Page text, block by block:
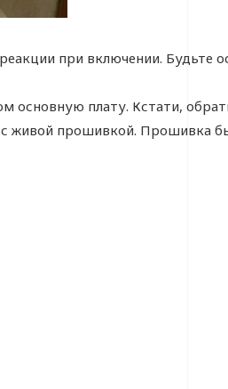
при включении. Будьте
основную плату. Кстати,
живой прошивкой. Прошивка